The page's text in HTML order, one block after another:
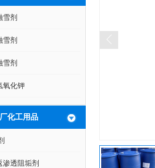
雪剂
雪剂
雪剂
氧化钾
化工用品
渗透阻垢剂